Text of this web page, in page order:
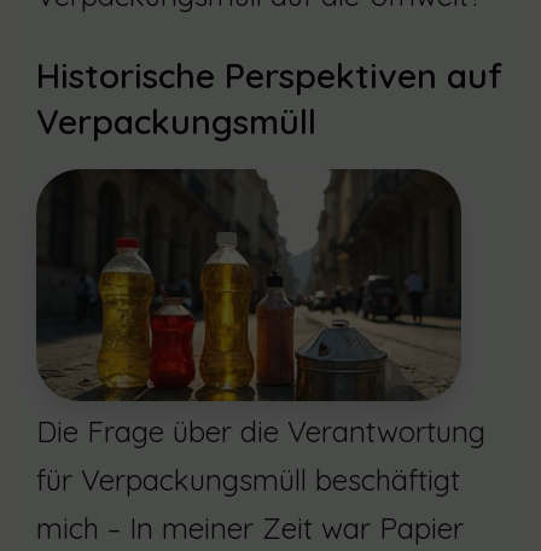
Historische Perspektiven auf
Verpackungsmüll
Die Frage über die Verantwortung
für Verpackungsmüll beschäftigt
mich – In meiner Zeit war Papier